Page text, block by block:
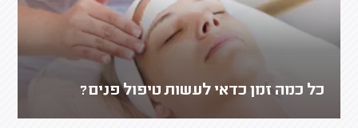
כל כמה זמן כדאי לעשות טיפול פנים?